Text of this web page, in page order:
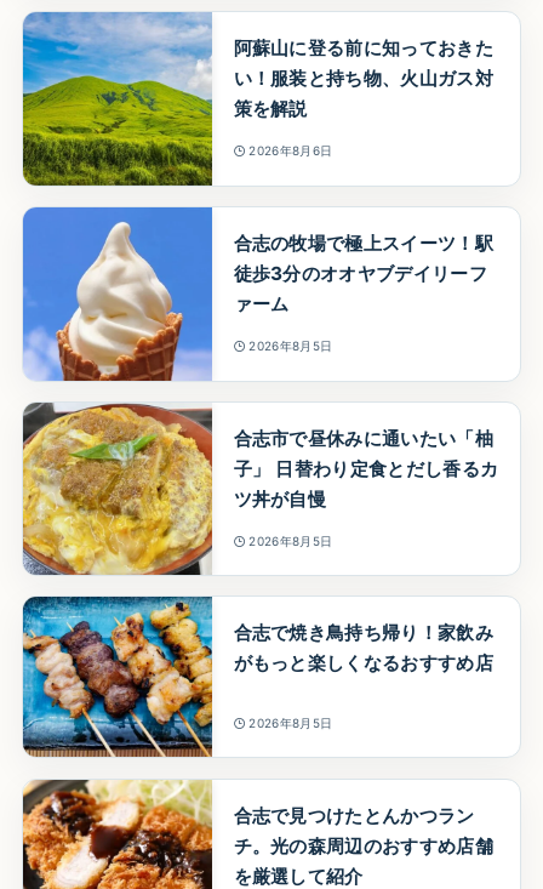
阿蘇山に登る前に知っておきた
い！服装と持ち物、火山ガス対
策を解説
2026年8月6日
合志の牧場で極上スイーツ！駅
徒歩3分のオオヤブデイリーフ
ァーム
2026年8月5日
合志市で昼休みに通いたい「柚
子」 日替わり定食とだし香るカ
ツ丼が自慢
2026年8月5日
合志で焼き鳥持ち帰り！家飲み
がもっと楽しくなるおすすめ店
2026年8月5日
合志で見つけたとんかつラン
チ。光の森周辺のおすすめ店舗
を厳選して紹介